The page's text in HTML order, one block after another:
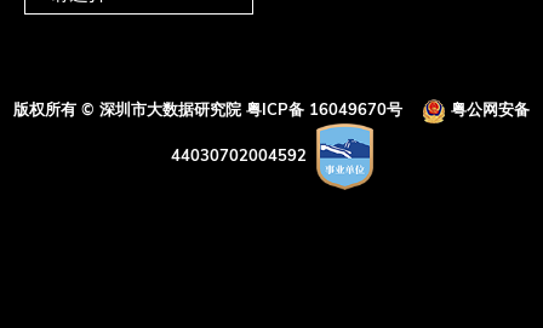
版权所有 © 深圳市大数据研究院 粤ICP备 16049670号 粤公网安备
44030702004592